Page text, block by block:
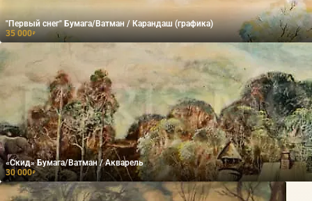
"Первый снег" Бумага/Ватман / Карандаш (графика)
35 000₽
«Скид» Бумага/Ватман / Акварель
30 000₽